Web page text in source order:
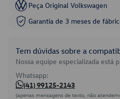
Peça Original Volkswagen
Garantia de 3 meses de
Tem dúvidas sobre a
Nossa equipe especializada está
Whatsapp:
(41) 99125-2143
(apenas mensagens de texto, não